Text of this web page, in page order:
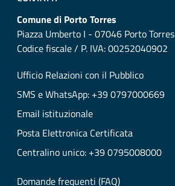
Comune di Porto Torres
Piazza Umberto I - 07046 Porto Torres
Codice fiscale / P. IVA: 00252040902
Ufficio Relazioni con il Pubblico
SMS e WhatsApp: +39 0797000669
Email istituzionale
Posta Elettronica Certificata
Centralino unico: +39 0795008000
Domande frequenti (FAQ)